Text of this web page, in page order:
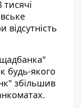
тисячі
відсутність
будь-якого
збільшив